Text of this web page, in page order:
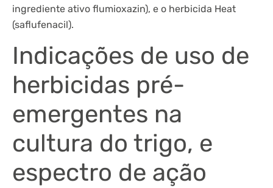
ingrediente ativo flumioxazin), e o herbicida Heat
(saflufenacil).
Indicações de uso de
herbicidas pré-
emergentes na
cultura do trigo, e
espectro de ação